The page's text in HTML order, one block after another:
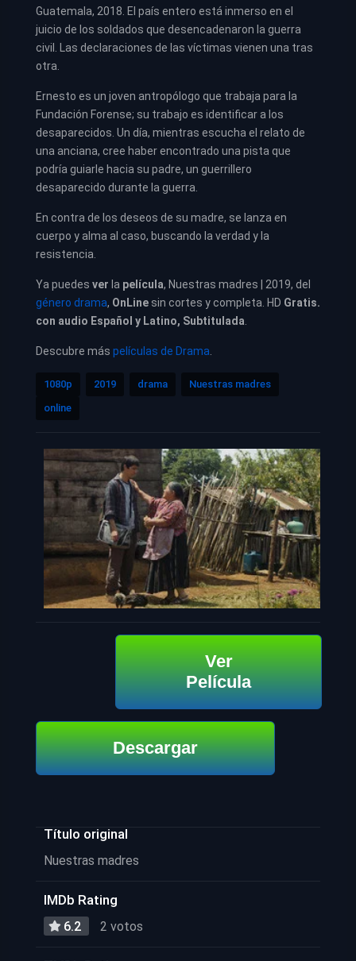
Guatemala, 2018. El país entero está inmerso en el
juicio de los soldados que desencadenaron la guerra
civil. Las declaraciones de las víctimas vienen una tras
otra.
Ernesto es un joven antropólogo que trabaja para la
Fundación Forense; su trabajo es identificar a los
desaparecidos. Un día, mientras escucha el relato de
una anciana, cree haber encontrado una pista que
podría guiarle hacia su padre, un guerrillero
desaparecido durante la guerra.
En contra de los deseos de su madre, se lanza en
cuerpo y alma al caso, buscando la verdad y la
resistencia.
Ya puedes ver la película, Nuestras madres | 2019, del
género drama, OnLine sin cortes y completa. HD Gratis.
con audio Español y Latino, Subtitulada
Descubre más películas de Drama
1080p 2019 drama
Nuestras madres
online
Ver
Película
Descargar
Título original
Nuestras madres
IMDb Rating
6.2 2 votos